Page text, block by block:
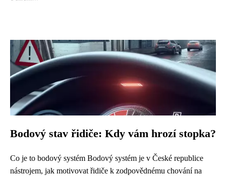
Bodový stav řidiče: Kdy vám hrozí stopka?
Co je to bodový systém Bodový systém je v České republice
nástrojem, jak motivovat řidiče k zodpovědnému chování na